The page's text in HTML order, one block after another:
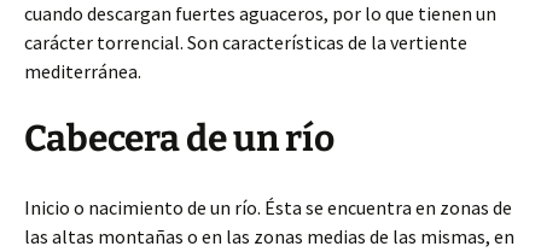
cuando descargan fuertes aguaceros, por lo que tienen un
carácter torrencial. Son características de la vertiente
mediterránea.
Cabecera de un río
Inicio o nacimiento de un río. Ésta se encuentra en zonas de
las altas montañas o en las zonas medias de las mismas, en